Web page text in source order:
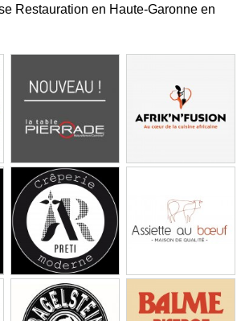
Restauration en Haute-Garonne en